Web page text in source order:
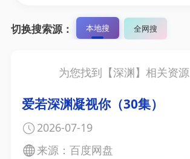
切换搜索源： 本地搜 全网搜
为您找到【深渊】相关资源
爱若深渊凝视你（30集）
2026-07-19
来源：百度网盘